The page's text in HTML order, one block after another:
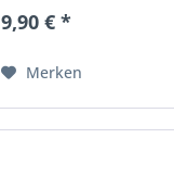
9,90 € *
Merken